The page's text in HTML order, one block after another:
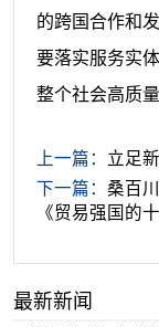
的跨国合作和
要落实服务实
整个社会高质量
上一篇： 立足
下一篇： 桑百
《贸易强国的
最新新闻